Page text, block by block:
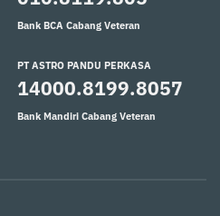
Bank BCA Cabang Veteran
PT ASTRO PANDU PERKASA
14000.8199.8057
Bank Mandiri Cabang Veteran